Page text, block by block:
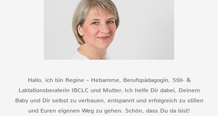
Hallo, ich bin Regine – Hebamme, Berufspädagogin, Still- &
Laktationsberaterin IBCLC und Mutter. Ich helfe Dir dabei, Deinem
Baby und Dir selbst zu vertrauen, entspannt und erfolgreich zu stillen
und Euren eigenen Weg zu gehen. Schön, dass Du da bist!